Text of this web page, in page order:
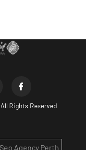
Rights Reserved
Seo Agency Perth